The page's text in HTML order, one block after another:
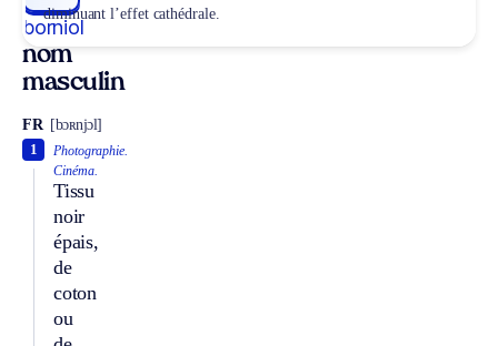
borniol
nom
masculin
FR [bɔʀnjɔl]
Photographie.
Cinéma.
Tissu
noir
épais,
de
coton
ou
1
diminuant l’effet cathédrale.